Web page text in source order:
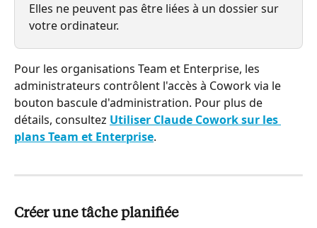
Elles ne peuvent pas être liées à un dossier sur
votre ordinateur.
Pour les organisations Team et Enterprise, les
administrateurs contrôlent l'accès à Cowork via le
bouton bascule d'administration. Pour plus de
détails, consultez Utiliser Claude Cowork sur les
plans Team et Enterprise.
Créer une tâche planifiée